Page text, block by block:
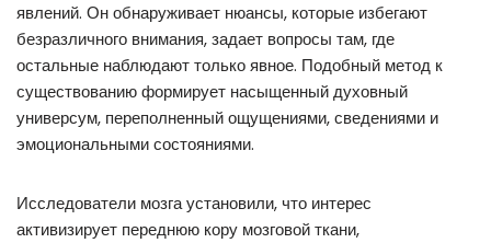
явлений. Он обнаруживает нюансы, которые избегают
безразличного внимания, задает вопросы там, где
остальные наблюдают только явное. Подобный метод к
существованию формирует насыщенный духовный
универсум, переполненный ощущениями, сведениями и
эмоциональными состояниями.
Исследователи мозга установили, что интерес
активизирует переднюю кору мозговой ткани,